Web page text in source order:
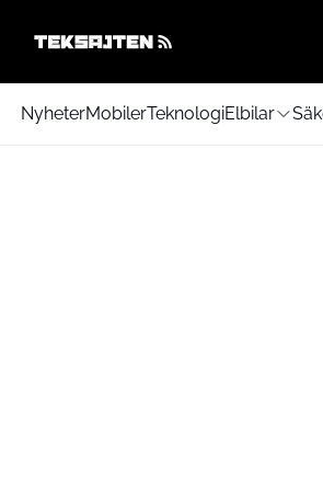
NyheterMobilerTeknologiElbilar